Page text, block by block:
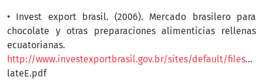
• Invest export brasil. (2006). Mercado brasilero para
chocolate y otras preparaciones alimenticias rellenas
ecuatorianas.
http://www.investexportbrasil.gov.br/sites/default/files/publicacoes/PSCI/PSCIEquadorChoco
lateE.pdf